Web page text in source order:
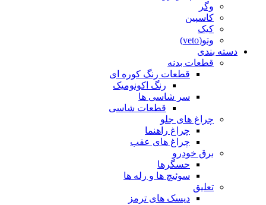
وگر
کاسپین
کیک
وتو(veto)
دسته بندی
قطعات بدنه
قطعات رنگ کوره ای
رنگ اکونومیک
سر شاسی ها
قطعات شاسی
چراغ های جلو
چراغ راهنما
چراغ های عقب
برق خودرو
حسگرها
سوئیچ ها و رله ها
تعلیق
دیسک های ترمز